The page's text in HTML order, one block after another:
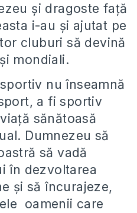
și dragoste față
i-au și ajutat pe
cluburi să devină
mondiali.
nu înseamnă
a fi sportiv
sănătoasă
Dumnezeu să
să vadă
în dezvoltarea
și să încurajeze,
oamenii care